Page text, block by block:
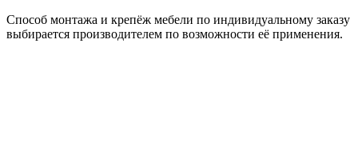
Способ монтажа и крепёж мебели по индивидуальному заказу
выбирается производителем по возможности её применения.